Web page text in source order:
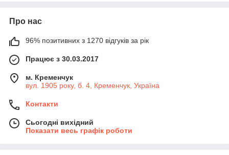
Про нас
96% позитивних з 1270 відгуків за рік
Працює з 30.03.2017
м. Кременчук
вул. 1905 року, б. 4, Кременчук, Україна
Контакти
Сьогодні вихідний
Показати весь графік роботи